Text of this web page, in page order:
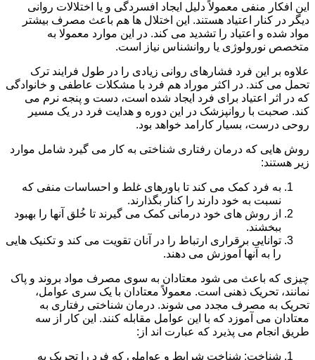
این افکار منفی معمولاً دلیل ایجاد افسردگی و یا اختلالات روانی
دیگر در کنار اعتیاد هستند. این اختلال ها هم باعث مصرف بیشتر
مواد شده و اعتیاد را تشدید می کند. در این موارد معمولا به
متخصص نورولوژی یا روانشناس نیاز است.
علاوه بر این فرد فشارهای روانی زیادی را در طول فرایند ترک
تحمل می کند. در اکثر موراد هم فرد با مشکلات عاطفی و خانوادگی
که در اثر اعتیاد برای فرد ایجاد شده است، دست و پنجه نرم می
کند. صحبت با روانپزشک در این دوره و هدایت فرد در یک مسیر
روحی درست، بسیار کارامد خواهد بود.
روش هایی که درمان رفتاری شناختی به کار می گیرد شامل موارد
زیر هستند:
به فرد کمک می کند تا باورهای غلط و احساسات منفی که
نسبت به خود دارند را کنار بگذارند.
از روش های خود درمانی کمک می گیرند تا خُلق آنها را بهبود
ببخشند.
توانایی برقراری ارتباط را در آنان تقویت می کند و تکنیک هایی
را به آنها آموزش می دهند.
چیزی که باعث می شود معتادان به سوی مصرف مواد بروند و پاک
نمانند، تحریک ذهنی است. معمولاً معتادان با یک سری عوامل،
تحریک به مصرف مجدد می شوند. درمان شناختی رفتاری به
معتادان می آموزد که با این عوامل مقابله کنند. این کار از سه
طریق انجام می پذیرد که عبارت اند از:
شناخت: شناخت شرایط و عواملی که فرد را تحریک به